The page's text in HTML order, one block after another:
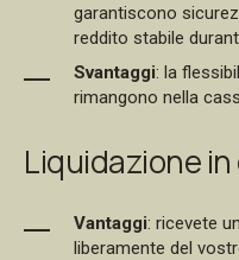
garantiscono
reddito stabile
Svantaggi: la
rimangono nella
Liquidazione
Vantaggi: ricevete
liberamente del